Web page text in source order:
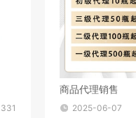
331
商品代理销售
2025-06-07